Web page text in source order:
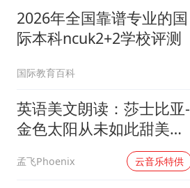
2026年全国靠谱专业的国
际本科ncuk2+2学校评测
国际教育百科
英语美文朗读：莎士比亚-
金色太阳从未如此甜美吻
孟飞Phoenix 云音乐特供